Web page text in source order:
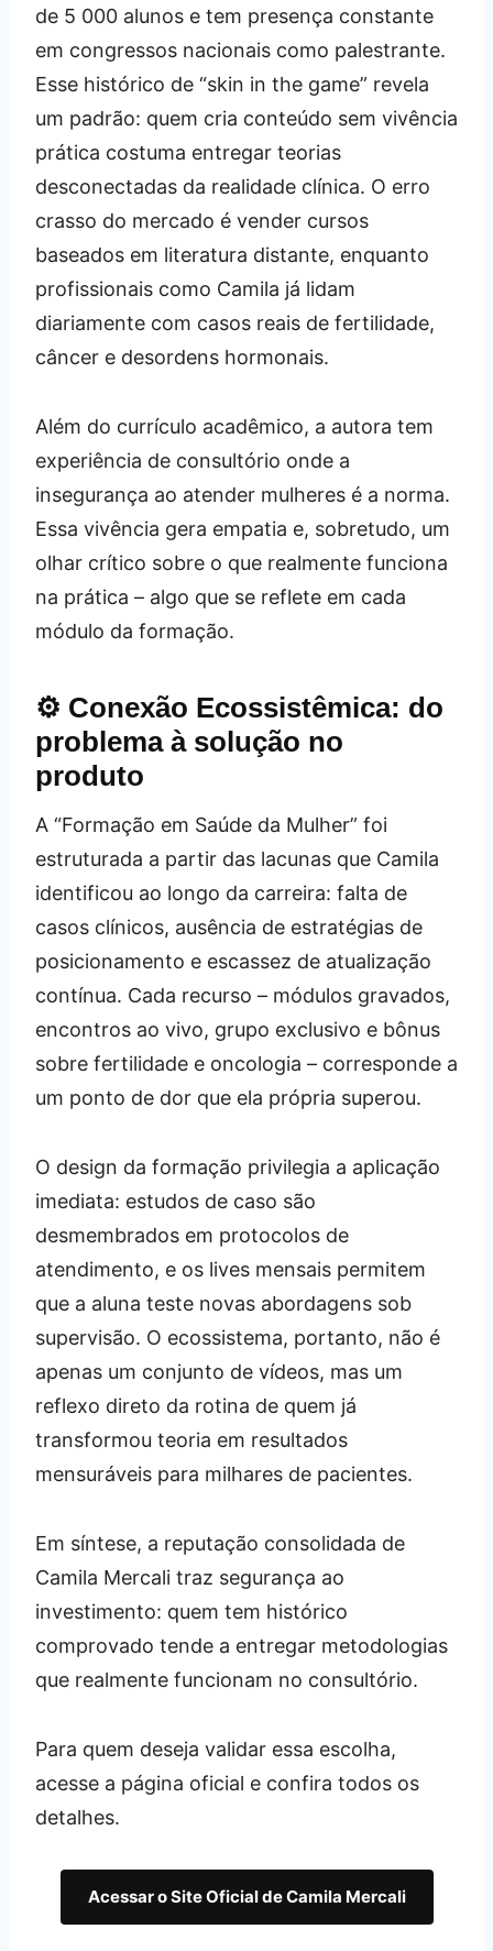
de 5 000 alunos e tem presença constante
em congressos nacionais como palestrante.
Esse histórico de “skin in the game” revela
um padrão: quem cria conteúdo sem vivência
prática costuma entregar teorias
desconectadas da realidade clínica. O erro
crasso do mercado é vender cursos
baseados em literatura distante, enquanto
profissionais como Camila já lidam
diariamente com casos reais de fertilidade,
câncer e desordens hormonais.
Além do currículo acadêmico, a autora tem
experiência de consultório onde a
insegurança ao atender mulheres é a norma.
Essa vivência gera empatia e, sobretudo, um
olhar crítico sobre o que realmente funciona
na prática – algo que se reflete em cada
módulo da formação.
⚙️ Conexão Ecossistêmica: do
problema à solução no
produto
A “Formação em Saúde da Mulher” foi
estruturada a partir das lacunas que Camila
identificou ao longo da carreira: falta de
casos clínicos, ausência de estratégias de
posicionamento e escassez de atualização
contínua. Cada recurso – módulos gravados,
encontros ao vivo, grupo exclusivo e bônus
sobre fertilidade e oncologia – corresponde a
um ponto de dor que ela própria superou.
O design da formação privilegia a aplicação
imediata: estudos de caso são
desmembrados em protocolos de
atendimento, e os lives mensais permitem
que a aluna teste novas abordagens sob
supervisão. O ecossistema, portanto, não é
apenas um conjunto de vídeos, mas um
reflexo direto da rotina de quem já
transformou teoria em resultados
mensuráveis para milhares de pacientes.
Em síntese, a reputação consolidada de
Camila Mercali traz segurança ao
investimento: quem tem histórico
comprovado tende a entregar metodologias
que realmente funcionam no consultório.
Para quem deseja validar essa escolha,
acesse a página oficial e confira todos os
detalhes.
Acessar o Site Oficial de Camila Mercali